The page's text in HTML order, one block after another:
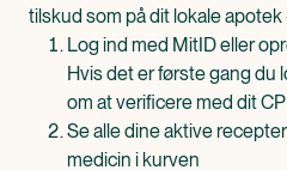
tilskud som på dit lokale
Log ind med MitID eller
Hvis det er første gang du
om at verificere med dit
Se alle dine aktive
medicin i kurven